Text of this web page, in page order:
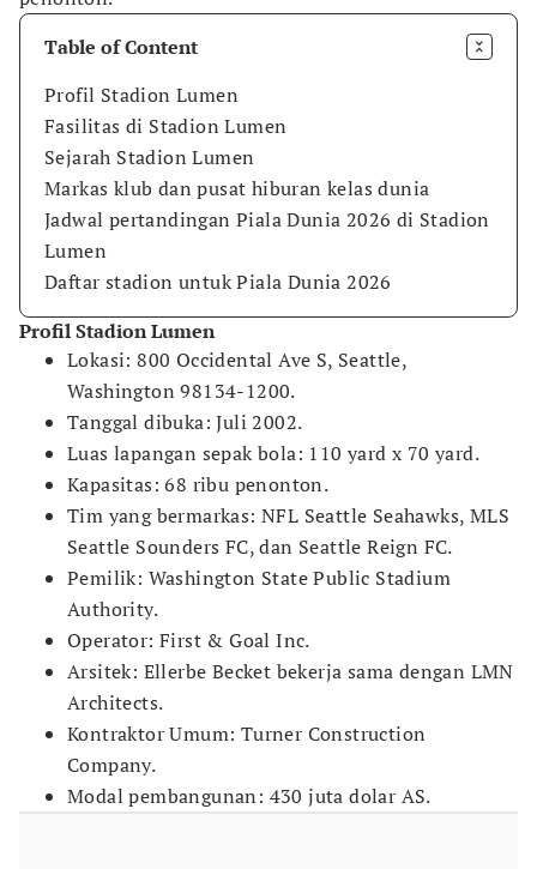
Table of Content
Profil Stadion Lumen
Fasilitas di Stadion Lumen
Sejarah Stadion Lumen
Markas klub dan pusat hiburan kelas dunia
Jadwal pertandingan Piala Dunia 2026 di Stadion
Lumen
Daftar stadion untuk Piala Dunia 2026
Profil Stadion Lumen
Lokasi: 800 Occidental Ave S, Seattle,
Washington 98134-1200.
Tanggal dibuka: Juli 2002.
Luas lapangan sepak bola: 110 yard x 70 yard.
Kapasitas: 68 ribu penonton.
Tim yang bermarkas: NFL Seattle Seahawks, MLS
Seattle Sounders FC, dan Seattle Reign FC.
Pemilik: Washington State Public Stadium
Authority.
Operator: First & Goal Inc.
Arsitek: Ellerbe Becket bekerja sama dengan LMN
Architects.
Kontraktor Umum: Turner Construction
Company.
Modal pembangunan: 430 juta dolar AS.